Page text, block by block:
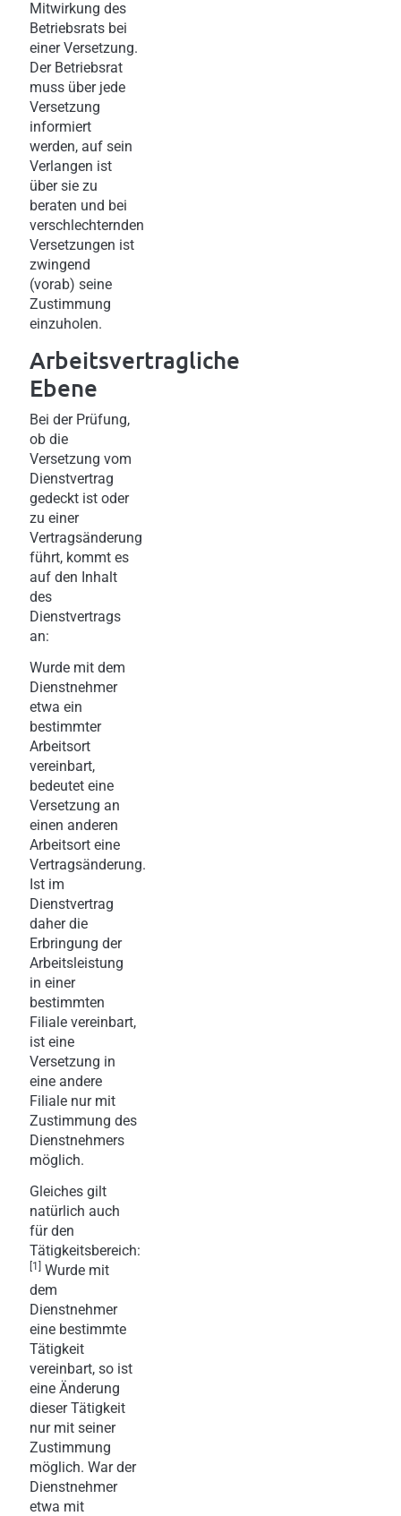
Mitwirkung des
Betriebsrats bei
einer Versetzung.
Der Betriebsrat
muss über jede
Versetzung
informiert
werden, auf sein
Verlangen ist
über sie zu
beraten und bei
verschlechternden
Versetzungen ist
zwingend
(vorab) seine
Zustimmung
einzuholen.
Arbeitsvertragliche
Ebene
Bei der Prüfung,
ob die
Versetzung vom
Dienstvertrag
gedeckt ist oder
zu einer
Vertragsänderung
führt, kommt es
auf den Inhalt
des
Dienstvertrags
an:
Wurde mit dem
Dienstnehmer
etwa ein
bestimmter
Arbeitsort
vereinbart,
bedeutet eine
Versetzung an
einen anderen
Arbeitsort eine
Vertragsänderung.
Ist im
Dienstvertrag
daher die
Erbringung der
Arbeitsleistung
in einer
bestimmten
Filiale vereinbart,
ist eine
Versetzung in
eine andere
Filiale nur mit
Zustimmung des
Dienstnehmers
möglich.
Gleiches gilt
natürlich auch
für den
Tätigkeitsbereich:
[1]
Wurde mit
dem
Dienstnehmer
eine bestimmte
Tätigkeit
vereinbart, so ist
eine Änderung
dieser Tätigkeit
nur mit seiner
Zustimmung
möglich. War der
Dienstnehmer
etwa mit